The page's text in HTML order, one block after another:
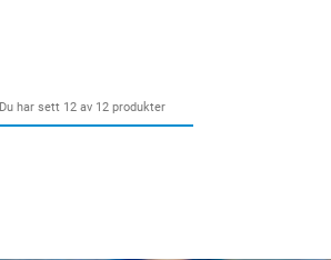
Du har sett 12 av 12 produkter